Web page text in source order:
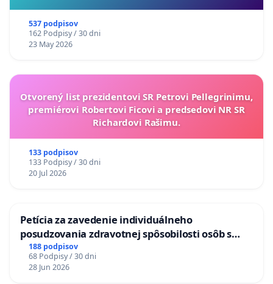
537 podpisov
162 Podpisy / 30 dni
23 May 2026
Otvorený list prezidentovi SR Petrovi Pellegrinimu,
premiérovi Robertovi Ficovi a predsedovi NR SR
Richardovi Rašimu.
133 podpisov
133 Podpisy / 30 dni
20 Jul 2026
Petícia za zavedenie individuálneho
posudzovania zdravotnej spôsobilosti osôb s
diabetom 1. a 2. typu pri prijímaní do
Policajného zboru SR
188 podpisov
68 Podpisy / 30 dni
28 Jun 2026